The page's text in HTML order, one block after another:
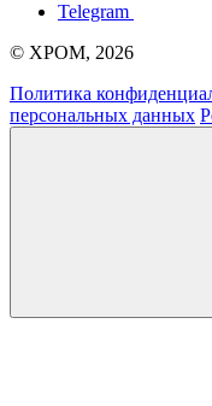
Telegram
© ХРОМ, 2026
Политика
персональных данных